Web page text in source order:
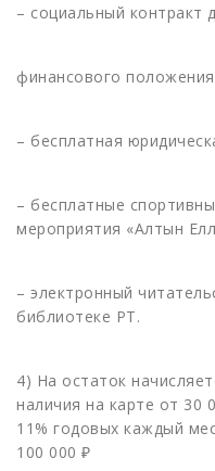
– социальный контракт
финансового
– бесплатная
– бесплатные
мероприятия «Алтын
– электронный
библиотеке РТ.
4) На остаток
наличия на карте от 30
11% годовых каждый
100 000 ₽